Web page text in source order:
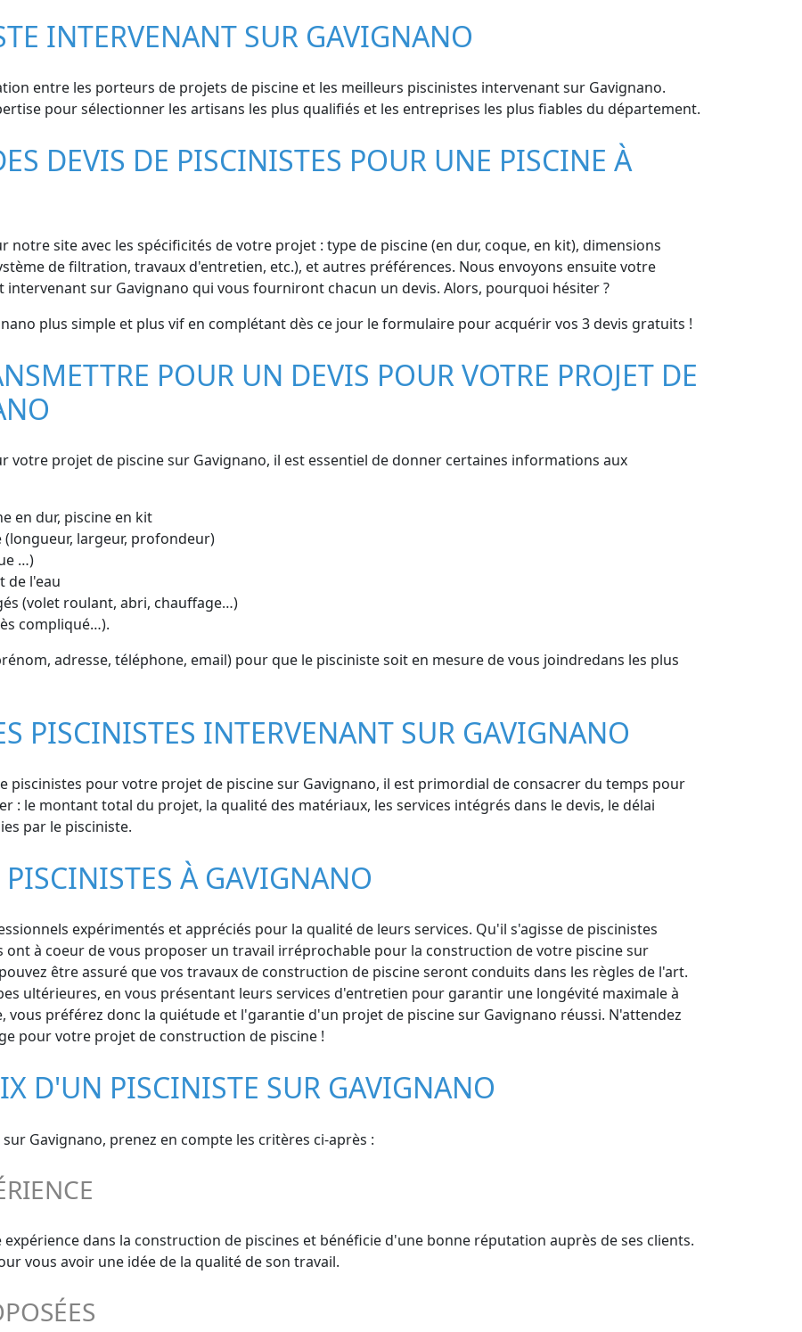
INTERVENANT SUR GAVIGNANO
entre les porteurs de projets de piscine et les meilleurs piscinistes intervenant sur Gavignano.
pour sélectionner les artisans les plus qualifiés et les entreprises les plus fiables du département.
DEVIS DE PISCINISTES POUR UNE PISCINE À
notre site avec les spécificités de votre projet : type de piscine (en dur, coque, en kit), dimensions
de filtration, travaux d'entretien, etc.), et autres préférences. Nous envoyons ensuite votre
sur Gavignano qui vous fourniront chacun un devis. Alors, pourquoi hésiter ?
plus simple et plus vif en complétant dès ce jour le formulaire pour acquérir vos 3 devis gratuits !
POUR UN DEVIS POUR VOTRE PROJET DE
votre projet de piscine sur Gavignano, il est essentiel de donner certaines informations aux
en dur, piscine en kit
(longueur, largeur, profondeur)
…)
de l'eau
(volet roulant, abri, chauffage…)
compliqué…).
adresse, téléphone, email) pour que le pisciniste soit en mesure de vous joindredans les plus
PISCINISTES INTERVENANT SUR GAVIGNANO
piscinistes pour votre projet de piscine sur Gavignano, il est primordial de consacrer du temps pour
: le montant total du projet, la qualité des matériaux, les services intégrés dans le devis, le délai
par le pisciniste.
À GAVIGNANO
expérimentés et appréciés pour la qualité de leurs services. Qu'il s'agisse de piscinistes
à coeur de vous proposer un travail irréprochable pour la construction de votre piscine sur
être assuré que vos travaux de construction de piscine seront conduits dans les règles de l'art.
ultérieures, en vous présentant leurs services d'entretien pour garantir une longévité maximale à
préférez donc la quiétude et l'garantie d'un projet de piscine sur Gavignano réussi. N'attendez
pour votre projet de construction de piscine !
D'UN PISCINISTE SUR GAVIGNANO
Gavignano, prenez en compte les critères ci-après :
dans la construction de piscines et bénéficie d'une bonne réputation auprès de ses clients.
vous avoir une idée de la qualité de son travail.